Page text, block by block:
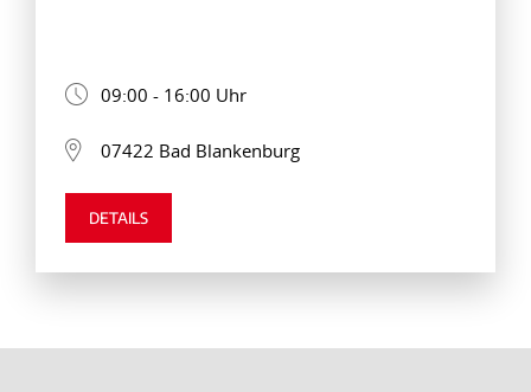
09:00 - 16:00 Uhr
07422 Bad Blankenburg
DETAILS